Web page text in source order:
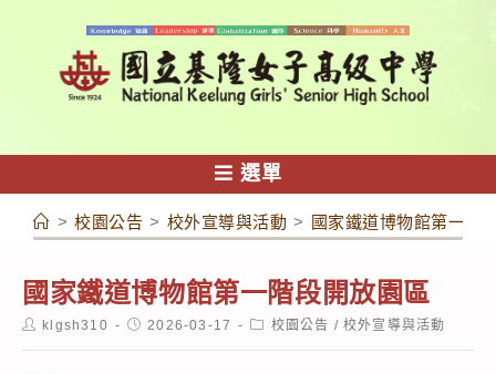
容
選單
> 校園公告 > 校外宣導與活動 > 國家鐵道博物館第一階
國家鐵道博物館第一階段開放園區
Postklgsh310
Post2026-03-17
Post校園公告 / 校外宣導與活動